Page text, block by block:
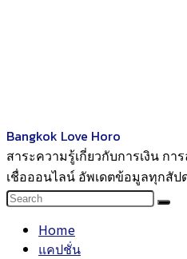
Bangkok Love Horo
สาระความรู้เกี่ยวกับการเงิน ก
เชื่อออนไลน์ อัพเดตข้อมูลทุกสัป
Home
แคปชั่น